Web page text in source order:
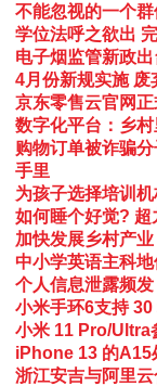
不能忽视的一个
学位法呼之欲出
电子烟监管新政
4月份新规实施 废
京东零售云官网
数字化平台：乡
购物订单被诈骗
手里
为孩子选择培训
如何睡个好觉?
加快发展乡村产
中小学英语主科
个人信息泄露频
小米手环6支持
小米 11 Pro/Ultra
iPhone 13 的A15
浙江安吉与阿里